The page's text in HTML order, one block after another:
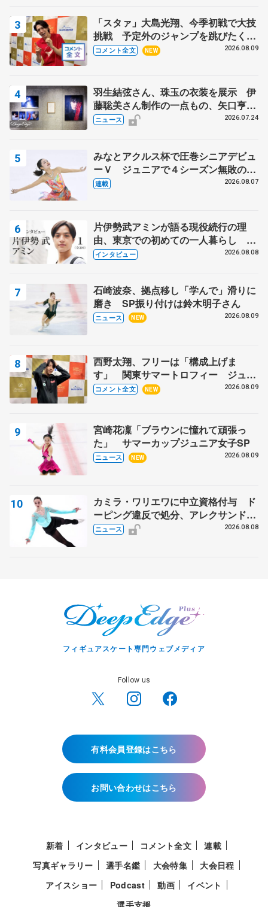
「スタァ」大島光翔、今季初戦で大技
挑戦 予定外のジャンプを跳びたくな
った理由とは… 【関東サマートロフ
コメント全文 NEW 2026.08.09
羽生結弦さん、珠玉の衣装を展示 伊
藤聡美さん制作の一点もの、矢口亨さ
んが撮影
ニュース 2026.07.24
みなとアクルス杯で圧巻シニアデビュ
ーＶ ジュニアで４シーズン無敗の島
田麻央
連載 2026.08.07
片伊勢武アミンが語る現役続行の理
由、東京での初めての一人暮らし 注
目スケーターの「今」に迫る
インタビュー 2026.08.08
石崎波奈、拠点移し「学んで」滑りに
磨き SP振り付けは鈴木明子さん
ニュース NEW 2026.08.09
西野太翔、フリーは「構成上げま
す」 関東サマートロフィー ジュニ
ア男子SP首位
コメント全文 NEW 2026.08.09
宮崎花凜「ブラウンに憧れて頑張っ
た」 サマーカップジュニア女子SP
ニュース NEW 2026.08.09
カミラ・ワリエワに中立資格付与 ド
ーピング違反で処分、アレクサンド
ラ・イグナトワも
ニュース 2026.08.08
フィギュアスケート専門ウェブメディア
Follow us
有料会員登録はこちら
お問い合わせはこちら
新着 インタビュー コメント全文
連載
写真ギャラリー
選手名鑑 大会特集
大会日程
アイスショー
Podcast 動画
イベント